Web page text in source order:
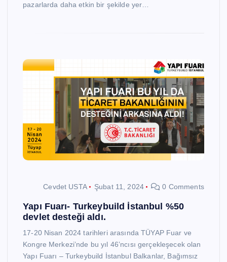
pazarlarda daha etkin bir şekilde yer…
Cevdet USTA Şubat 11, 2024 0 Comments
Yapı Fuarı- Turkeybuild İstanbul %50
devlet desteği aldı.
17-20 Nisan 2024 tarihleri arasında TÜYAP Fuar ve
Kongre Merkezi’nde bu yıl 46’ncısı gerçekleşecek olan
Yapı Fuarı – Turkeybuild İstanbul Balkanlar, Bağımsız